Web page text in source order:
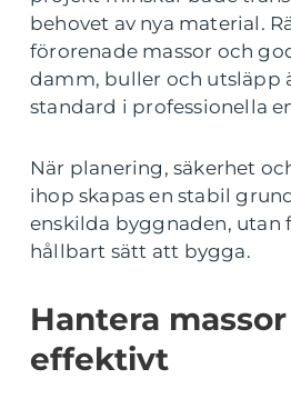
behovet av nya material.
förorenade massor och
damm, buller och utsläpp
standard i professionella
När planering, säkerhet
ihop skapas en stabil
enskilda byggnaden, utan
hållbart sätt att bygga.
Hantera
effektivt